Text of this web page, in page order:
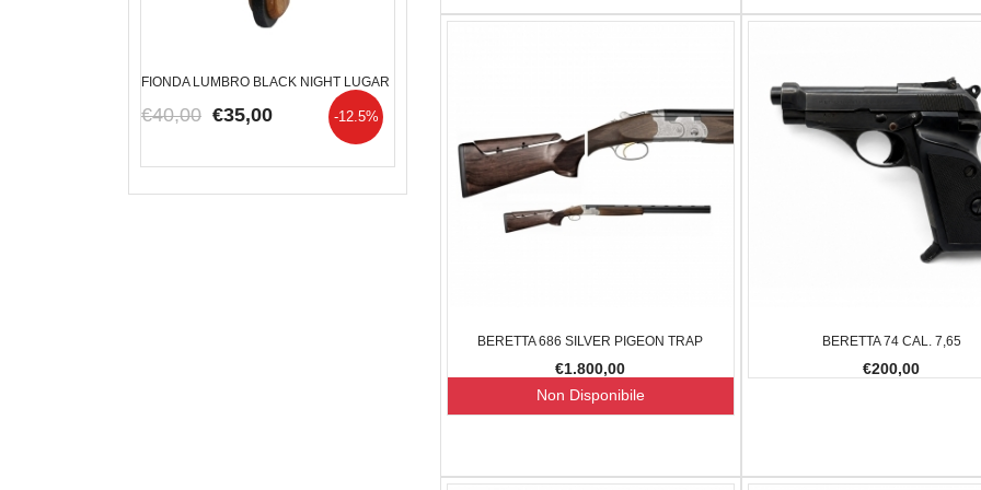
FIONDA LUMBRO BLACK NIGHT LUGAR
-12.5%
€40,00 €35,00 -10% -9.52%
€210,00 €190,00
JS-
€12,00
BERETTA 686 SILVER PIGEON TRAP
€1.800,00
Non Disponibile
BERETTA 74 CAL. 7,65
€200,00